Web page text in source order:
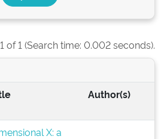
of 1 (Search time: 0.002 seconds).
Author(s)
X: a